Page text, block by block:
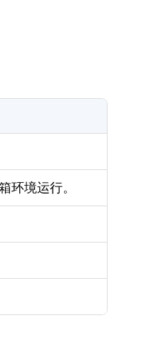
环境运行。